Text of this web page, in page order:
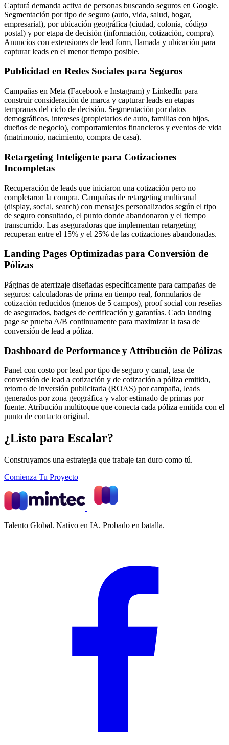
Capturá demanda activa de personas buscando seguros en Google.
Segmentación por tipo de seguro (auto, vida, salud, hogar,
empresarial), por ubicación geográfica (ciudad, colonia, código
postal) y por etapa de decisión (información, cotización, compra).
Anuncios con extensiones de lead form, llamada y ubicación para
capturar leads en el menor tiempo posible.
Publicidad en Redes Sociales para Seguros
Campañas en Meta (Facebook e Instagram) y LinkedIn para
construir consideración de marca y capturar leads en etapas
tempranas del ciclo de decisión. Segmentación por datos
demográficos, intereses (propietarios de auto, familias con hijos,
dueños de negocio), comportamientos financieros y eventos de vida
(matrimonio, nacimiento, compra de casa).
Retargeting Inteligente para Cotizaciones
Incompletas
Recuperación de leads que iniciaron una cotización pero no
completaron la compra. Campañas de retargeting multicanal
(display, social, search) con mensajes personalizados según el tipo
de seguro consultado, el punto donde abandonaron y el tiempo
transcurrido. Las aseguradoras que implementan retargeting
recuperan entre el 15% y el 25% de las cotizaciones abandonadas.
Landing Pages Optimizadas para Conversión de
Pólizas
Páginas de aterrizaje diseñadas específicamente para campañas de
seguros: calculadoras de prima en tiempo real, formularios de
cotización reducidos (menos de 5 campos), proof social con reseñas
de asegurados, badges de certificación y garantías. Cada landing
page se prueba A/B continuamente para maximizar la tasa de
conversión de lead a póliza.
Dashboard de Performance y Attribución de Pólizas
Panel con costo por lead por tipo de seguro y canal, tasa de
conversión de lead a cotización y de cotización a póliza emitida,
retorno de inversión publicitaria (ROAS) por campaña, leads
generados por zona geográfica y valor estimado de primas por
fuente. Atribución multitoque que conecta cada póliza emitida con el
punto de contacto original.
¿Listo para Escalar?
Construyamos una estrategia que trabaje tan duro como tú.
Comienza Tu Proyecto
Talento Global. Nativo en IA. Probado en batalla.